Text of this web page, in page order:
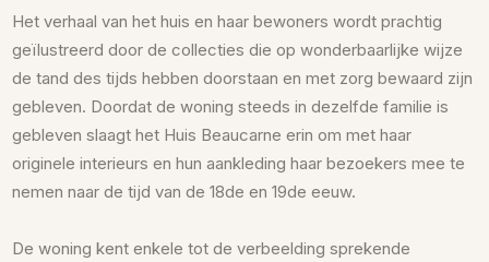
Het verhaal van het huis en haar bewoners wordt prachtig
geïlustreerd door de collecties die op wonderbaarlijke wijze
de tand des tijds hebben doorstaan en met zorg bewaard zijn
gebleven. Doordat de woning steeds in dezelfde familie is
gebleven slaagt het Huis Beaucarne erin om met haar
originele interieurs en hun aankleding haar bezoekers mee te
nemen naar de tijd van de 18de en 19de eeuw.
De woning kent enkele tot de verbeelding sprekende